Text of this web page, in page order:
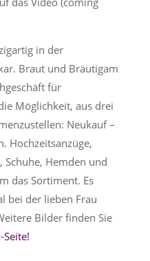
in der
Braut und Bräutigam
für
Möglichkeit, aus drei
Neukauf –
Hochzeitsanzüge,
Schuhe, Hemden und
das Sortiment. Es
bei der lieben Frau
Bilder finden Sie
Seite!